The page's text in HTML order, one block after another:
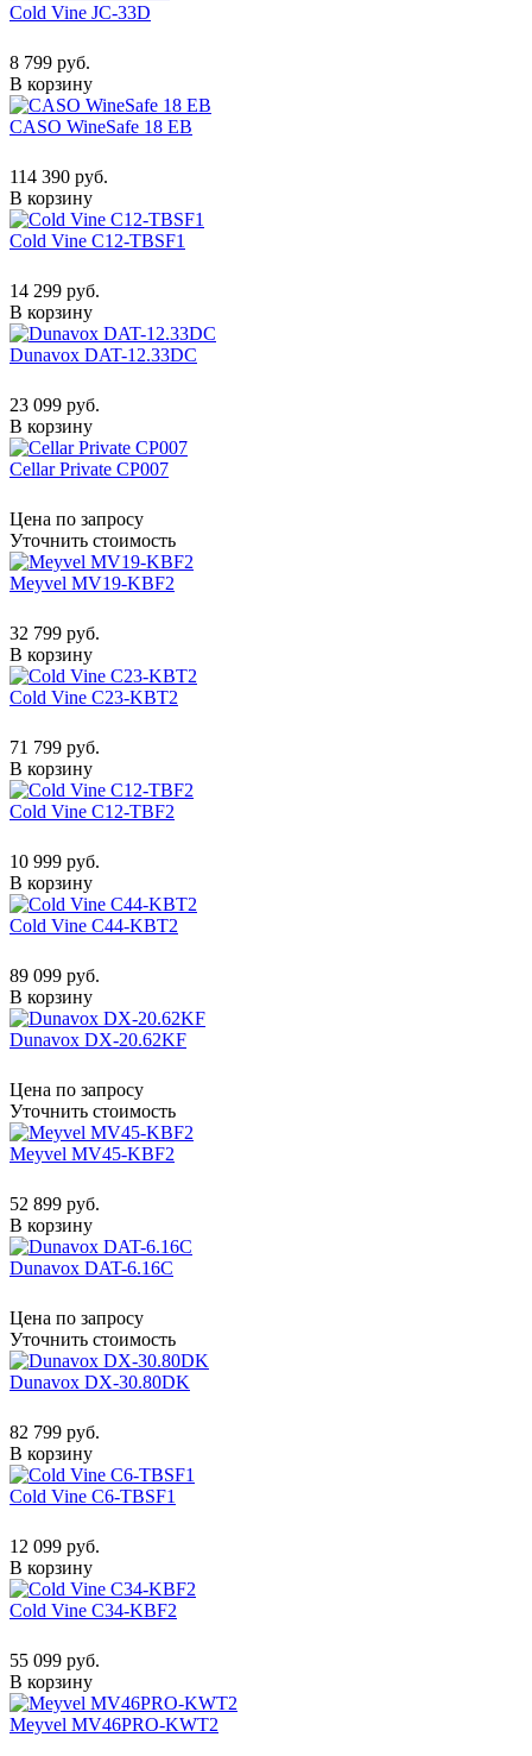
Cold Vine JC-33D
8 799 руб.
В корзину
CASO WineSafe 18 EB
114 390 руб.
В корзину
Cold Vine C12-TBSF1
14 299 руб.
В корзину
Dunavox DAT-12.33DC
23 099 руб.
В корзину
Cellar Private CP007
Цена по запросу
Уточнить стоимость
Meyvel MV19-KBF2
32 799 руб.
В корзину
Cold Vine C23-KBT2
71 799 руб.
В корзину
Cold Vine C12-TBF2
10 999 руб.
В корзину
Cold Vine C44-KBT2
89 099 руб.
В корзину
Dunavox DX-20.62KF
Цена по запросу
Уточнить стоимость
Meyvel MV45-KBF2
52 899 руб.
В корзину
Dunavox DAT-6.16C
Цена по запросу
Уточнить стоимость
Dunavox DX-30.80DK
82 799 руб.
В корзину
Cold Vine C6-TBSF1
12 099 руб.
В корзину
Cold Vine C34-KBF2
55 099 руб.
В корзину
Meyvel MV46PRO-KWT2